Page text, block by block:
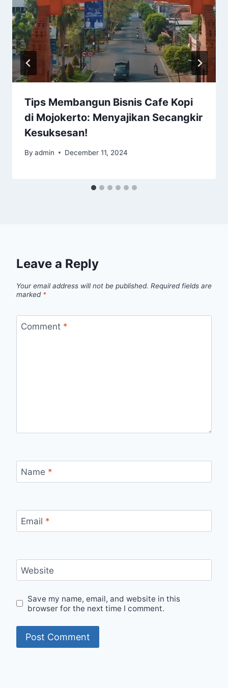
Tips Membangun Bisnis Cafe Kopi
di Mojokerto: Menyajikan Secangkir
Kesuksesan!
By admin December 11, 2024
Leave a Reply
Your email address will not be published. Required fields are
marked *
Comment *
Name *
Email *
Website
Save my name, email, and website in this
browser for the next time I comment.